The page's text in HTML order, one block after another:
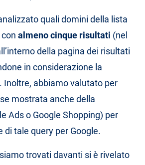
quali domini della lista
almeno cinque risultati (nel
della pagina dei risultati
in considerazione la
Inoltre, abbiamo valutato per
mostrata anche della
Ads o Google Shopping) per
di tale query per Google.
trovati davanti si è rivelato